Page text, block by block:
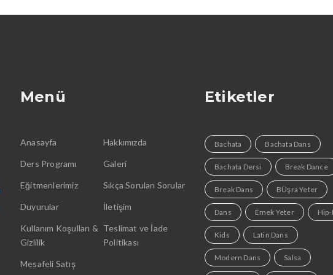
Menü
Anasayfa Hakkımızda
Ders Programı Galeri
Eğitmenlerimiz Sıkça Sorulan Sorular
Duyurular İletişim
Kullanım Koşulları &
Gizlilik
Teslimat ve İade
Politikası
Mesafeli Satış
Etiketler
Bachata Bachata Dans
Bachata Dersi Break Dance
Break Dans BÜşra Yeter
Dans Emek Yeter
Kids Latin Dans
Modern Dans Salsa